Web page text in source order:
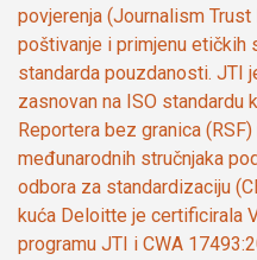
povjerenja (Journalism
poštivanje i primjenu etičkih
standarda pouzdanosti. JTI
zasnovan na ISO standardu
Reportera bez granica
međunarodnih stručnjaka
odbora za standardizaciju
kuća Deloitte je certificirala
programu JTI i CWA